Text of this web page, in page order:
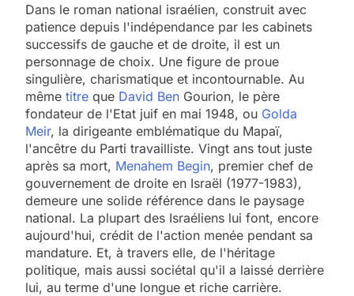
Dans le roman national israélien, construit avec
patience depuis l'indépendance par les cabinets
successifs de gauche et de droite, il est un
personnage de choix. Une figure de proue
singulière, charismatique et incontournable. Au
même titre que David Ben Gourion, le père
fondateur de l'Etat juif en mai 1948, ou Golda
Meir, la dirigeante emblématique du Mapaï,
l'ancêtre du Parti travailliste. Vingt ans tout juste
après sa mort, Menahem Begin, premier chef de
gouvernement de droite en Israël (1977-1983),
demeure une solide référence dans le paysage
national. La plupart des Israéliens lui font, encore
aujourd'hui, crédit de l'action menée pendant sa
mandature. Et, à travers elle, de l'héritage
politique, mais aussi sociétal qu'il a laissé derrière
lui, au terme d'une longue et riche carrière.